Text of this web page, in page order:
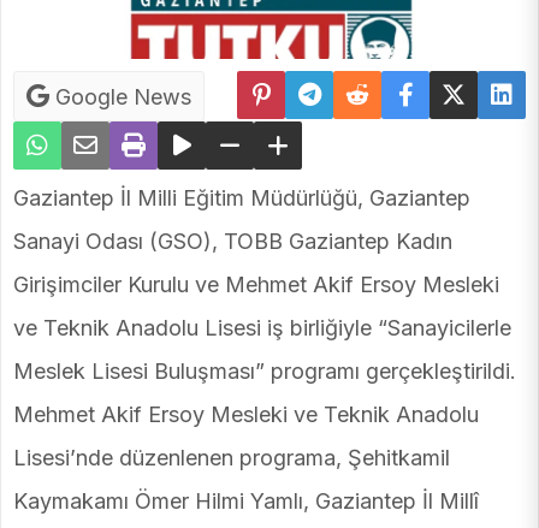
Google News
Gaziantep İl Milli Eğitim Müdürlüğü, Gaziantep
Sanayi Odası (GSO), TOBB Gaziantep Kadın
Girişimciler Kurulu ve Mehmet Akif Ersoy Mesleki
ve Teknik Anadolu Lisesi iş birliğiyle “Sanayicilerle
Meslek Lisesi Buluşması” programı gerçekleştirildi.
Mehmet Akif Ersoy Mesleki ve Teknik Anadolu
Lisesi’nde düzenlenen programa, Şehitkamil
Kaymakamı Ömer Hilmi Yamlı, Gaziantep İl Millî